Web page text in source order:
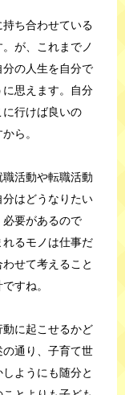
ち合わせている
が、これまでノ
の人生を自分で
思えます。自分
行けば良いの
ら。
活動や転職活動
はどうなりたい
要があるので
るモノは仕事だ
せて考えること
すね。
に起こせるかど
通り、子育て世
ようにも随分と